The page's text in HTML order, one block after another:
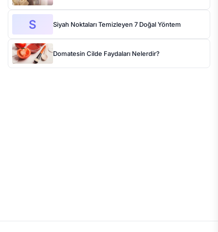
S Siyah Noktaları Temizleyen 7 Doğal Yöntem
Domatesin Cilde Faydaları Nelerdir?